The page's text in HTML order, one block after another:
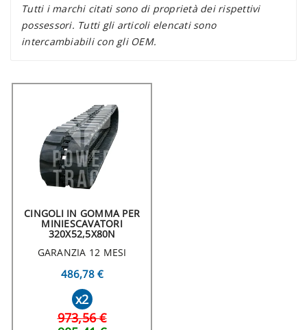
Tutti i marchi citati sono di proprietà dei rispettivi
possessori. Tutti gli articoli elencati sono
intercambiabili con gli OEM.
CINGOLI IN GOMMA PER
MINIESCAVATORI
320X52,5X80N
GARANZIA 12 MESI
486,78 €
x2
973,56 €